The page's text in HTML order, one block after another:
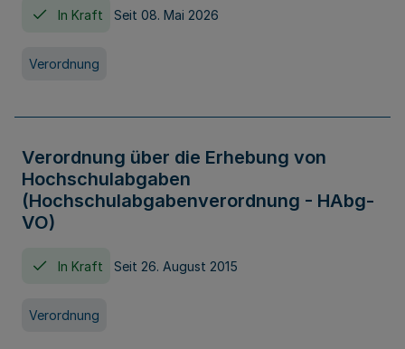
In Kraft Seit 08. Mai 2026
Verordnung
Verordnung über die Erhebung von
Hochschulabgaben
(Hochschulabgabenverordnung - HAbg-
VO)
In Kraft Seit 26. August 2015
Verordnung